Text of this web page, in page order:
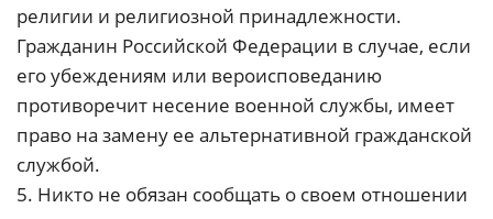
религии и религиозной принадлежности.
Гражданин Российской Федерации в случае, если
его убеждениям или вероисповеданию
противоречит несение военной службы, имеет
право на замену ее альтернативной гражданской
службой.
5. Никто не обязан сообщать о своем отношении